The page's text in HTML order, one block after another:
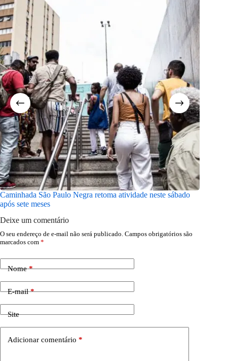
Caminhada São Paulo Negra retoma atividade neste sábado
após sete meses
Deixe um comentário
O seu endereço de e-mail não será publicado. Campos obrigatórios são
marcados com *
Nome*
E-mail*
Site
Adicionar comentário *